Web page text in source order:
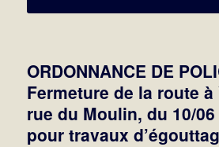
ORDONNANCE DE
Fermeture de la route
rue du Moulin, du 10/06
pour travaux